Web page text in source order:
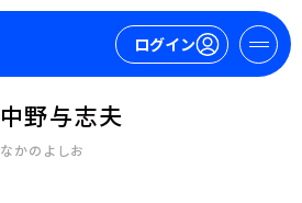
ログイン
中野与志夫
なかのよしお